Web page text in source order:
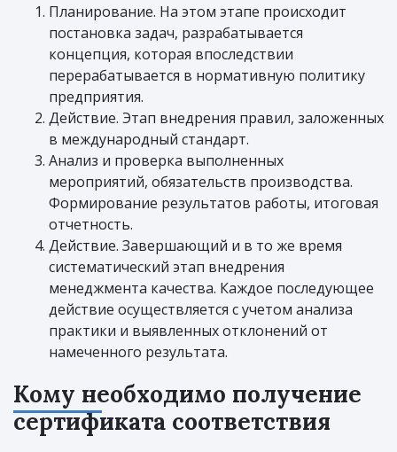
Планирование. На этом этапе происходит
постановка задач, разрабатывается
концепция, которая впоследствии
перерабатывается в нормативную политику
предприятия.
Действие. Этап внедрения правил, заложенных
в международный стандарт.
Анализ и проверка выполненных
мероприятий, обязательств производства.
Формирование результатов работы, итоговая
отчетность.
Действие. Завершающий и в то же время
систематический этап внедрения
менеджмента качества. Каждое последующее
действие осуществляется с учетом анализа
практики и выявленных отклонений от
намеченного результата.
Кому необходимо получение
сертификата соответствия